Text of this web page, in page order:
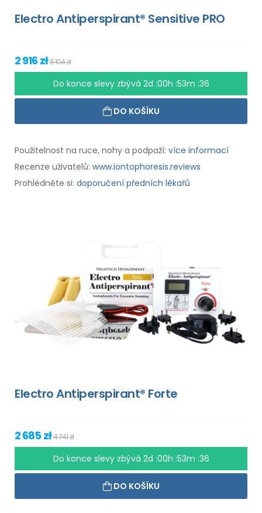
Electro Antiperspirant® Sensitive PRO
2 916 zł6 104 zł
Do konce slevy zbývá 2d :00h :53m :35
DO KOŠÍKU
Použitelnost na ruce, nohy a podpaží: více informací
Recenze uživatelů: www.iontophoresis.reviews
Prohlédněte si: doporučení předních lékařů
Electro Antiperspirant® Forte
2 685 zł4 741 zł
Do konce slevy zbývá 2d :00h :53m :35
DO KOŠÍKU